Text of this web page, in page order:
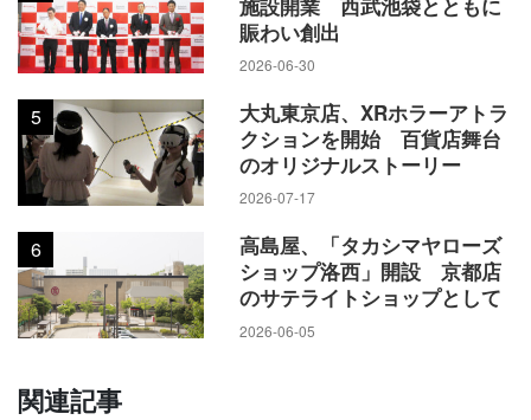
賑わい創出
2026-06-30
5
大丸東京店、XRホラーアトラ
クションを開始 百貨店舞台
のオリジナルストーリー
2026-07-17
6
高島屋、「タカシマヤローズ
ショップ洛西」開設 京都店
のサテライトショップとして
2026-06-05
関連記事